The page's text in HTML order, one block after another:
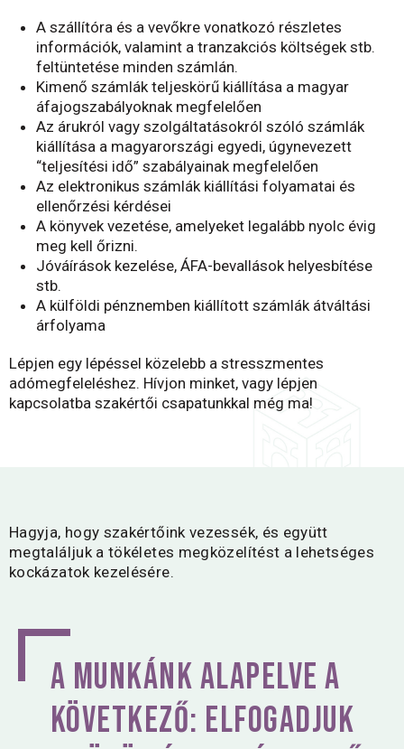
A szállítóra és a vevőkre vonatkozó részletes
információk, valamint a tranzakciós költségek stb.
feltüntetése minden számlán.
Kimenő számlák teljeskörű kiállítása a magyar
áfajogszabályoknak megfelelően
Az árukról vagy szolgáltatásokról szóló számlák
kiállítása a magyarországi egyedi, úgynevezett
“teljesítési idő” szabályainak megfelelően
Az elektronikus számlák kiállítási folyamatai és
ellenőrzési kérdései
A könyvek vezetése, amelyeket legalább nyolc évig
meg kell őrizni.
Jóváírások kezelése, ÁFA-bevallások helyesbítése
stb.
A külföldi pénznemben kiállított számlák átváltási
árfolyama
Lépjen egy lépéssel közelebb a stresszmentes
adómegfeleléshez. Hívjon minket, vagy lépjen
kapcsolatba szakértői csapatunkkal még ma!
Hagyja, hogy szakértőink vezessék, és együtt
megtaláljuk a tökéletes megközelítést a lehetséges
kockázatok kezelésére.
a munkánk alapelve a
következő: elfogadjuk